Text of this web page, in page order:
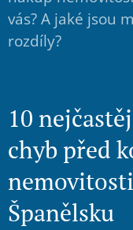
vás? A jaké jsou
rozdíly?
10
chyb před
Španělsku